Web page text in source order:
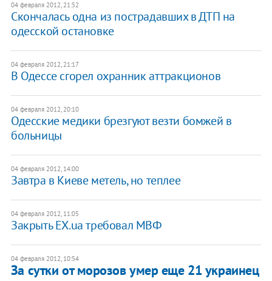
04 февраля 2012, 21:52
Скончалась одна из пострадавших в ДТП на
одесской остановке
04 февраля 2012, 21:17
В Одессе сгорел охранник аттракционов
04 февраля 2012, 20:10
Одесские медики брезгуют везти бомжей в
больницы
04 февраля 2012, 14:00
Завтра в Киеве метель, но теплее
04 февраля 2012, 11:05
Закрыть EX.ua требовал МВФ
04 февраля 2012, 10:54
За сутки от морозов умер еще 21 украинец